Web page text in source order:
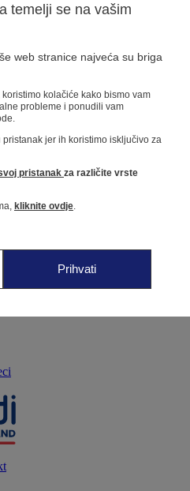
temelji se na vašim
web stranice najveća su briga
kolačiće kako bismo vam
probleme i ponudili vam
jer ih koristimo isključivo za
pristanak za različite vrste
kliknite ovdje.
Prihvati